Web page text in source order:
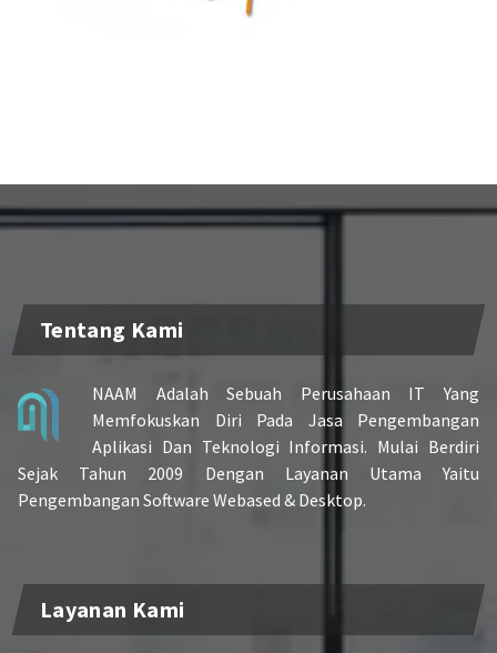
Tentang Kami
NAAM Adalah Sebuah Perusahaan IT Yang
Memfokuskan Diri Pada Jasa Pengembangan
Aplikasi Dan Teknologi Informasi. Mulai Berdiri
Sejak Tahun 2009 Dengan Layanan Utama Yaitu
Pengembangan Software Webased & Desktop.
Layanan Kami